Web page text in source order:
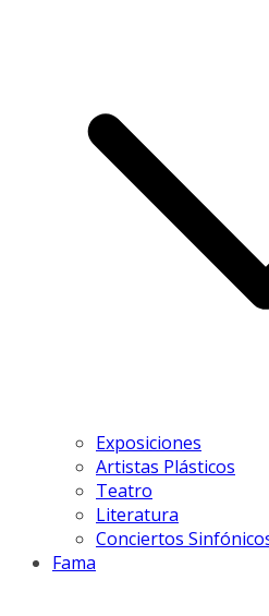
Exposiciones
Artistas Plásticos
Teatro
Literatura
Conciertos
Fama